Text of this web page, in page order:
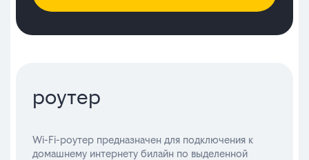
роутер
Wi-Fi-роутер предназначен для подключения к
домашнему интернету билайн по выделенной